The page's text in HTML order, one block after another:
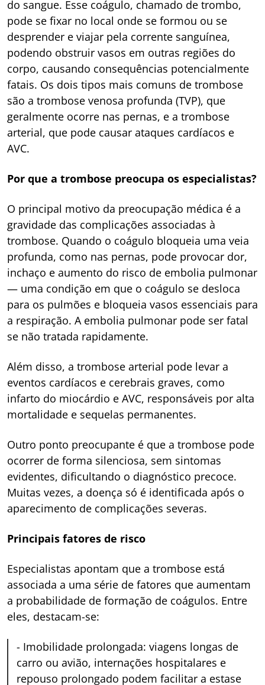
do sangue. Esse coágulo, chamado de trombo,
pode se fixar no local onde se formou ou se
desprender e viajar pela corrente sanguínea,
podendo obstruir vasos em outras regiões do
corpo, causando consequências potencialmente
fatais. Os dois tipos mais comuns de trombose
são a trombose venosa profunda (TVP), que
geralmente ocorre nas pernas, e a trombose
arterial, que pode causar ataques cardíacos e
AVC.
Por que a trombose preocupa os especialistas?
O principal motivo da preocupação médica é a
gravidade das complicações associadas à
trombose. Quando o coágulo bloqueia uma veia
profunda, como nas pernas, pode provocar dor,
inchaço e aumento do risco de embolia pulmonar
— uma condição em que o coágulo se desloca
para os pulmões e bloqueia vasos essenciais para
a respiração. A embolia pulmonar pode ser fatal
se não tratada rapidamente.
Além disso, a trombose arterial pode levar a
eventos cardíacos e cerebrais graves, como
infarto do miocárdio e AVC, responsáveis por alta
mortalidade e sequelas permanentes.
Outro ponto preocupante é que a trombose pode
ocorrer de forma silenciosa, sem sintomas
evidentes, dificultando o diagnóstico precoce.
Muitas vezes, a doença só é identificada após o
aparecimento de complicações severas.
Principais fatores de risco
Especialistas apontam que a trombose está
associada a uma série de fatores que aumentam
a probabilidade de formação de coágulos. Entre
eles, destacam-se:
- Imobilidade prolongada: viagens longas de
carro ou avião, internações hospitalares e
repouso prolongado podem facilitar a estase